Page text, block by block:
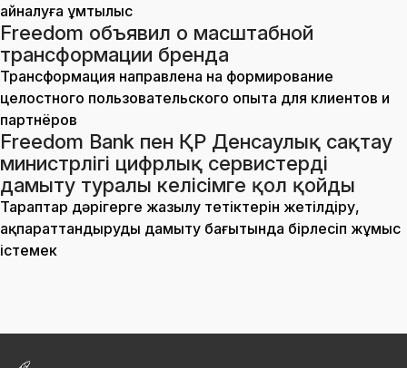
айналуға ұмтылыс
Freedom объявил о масштабной
трансформации бренда
Трансформация направлена на формирование
целостного пользовательского опыта для клиентов и
партнёров
Freedom Bank пен ҚР Денсаулық сақтау
министрлігі цифрлық сервистерді
дамыту туралы келісімге қол қойды
Тараптар дәрігерге жазылу тетіктерін жетілдіру,
ақпараттандыруды дамыту бағытында бірлесіп жұмыс
істемек